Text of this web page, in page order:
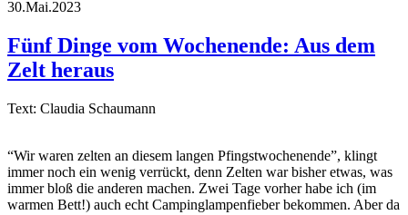
30.Mai.2023
Fünf Dinge vom Wochenende: Aus dem
Zelt heraus
Text: Claudia Schaumann
“Wir waren zelten an diesem langen Pfingstwochenende”, klingt
immer noch ein wenig verrückt, denn Zelten war bisher etwas, was
immer bloß die anderen machen. Zwei Tage vorher habe ich (im
warmen Bett!) auch echt Campinglampenfieber bekommen. Aber da